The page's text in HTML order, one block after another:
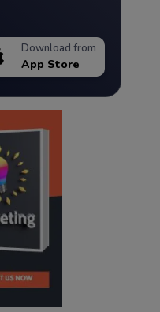
Download from
App Store